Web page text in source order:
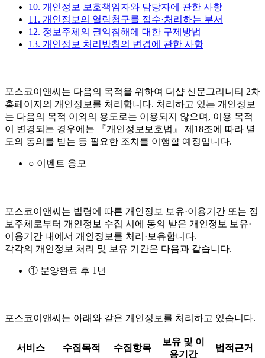
10. 개인정보 보호책임자와 담당자에 관한 사항
11. 개인정보의 열람청구를 접수·처리하는 부서
12. 정보주체의 권익침해에 대한 구제방법
13. 개인정보 처리방침의 변경에 관한 사항
포스코이앤씨는 다음의 목적을 위하여 더샵 신문그리니티 2차
홈페이지의 개인정보를 처리합니다. 처리하고 있는 개인정보
는 다음의 목적 이외의 용도로는 이용되지 않으며, 이용 목적
이 변경되는 경우에는 『개인정보보호법』 제18조에 따라 별
도의 동의를 받는 등 필요한 조치를 이행할 예정입니다.
○ 이벤트 응모
포스코이앤씨는 법령에 따른 개인정보 보유·이용기간 또는 정
보주체로부터 개인정보 수집 시에 동의 받은 개인정보 보유·
이용기간 내에서 개인정보를 처리·보유합니다.
각각의 개인정보 처리 및 보유 기간은 다음과 같습니다.
① 분양완료 후 1년
포스코이앤씨는 아래와 같은 개인정보를 처리하고 있습니다.
서비스 수집목적 수집항목
보유 및 이
용기간
법적근거